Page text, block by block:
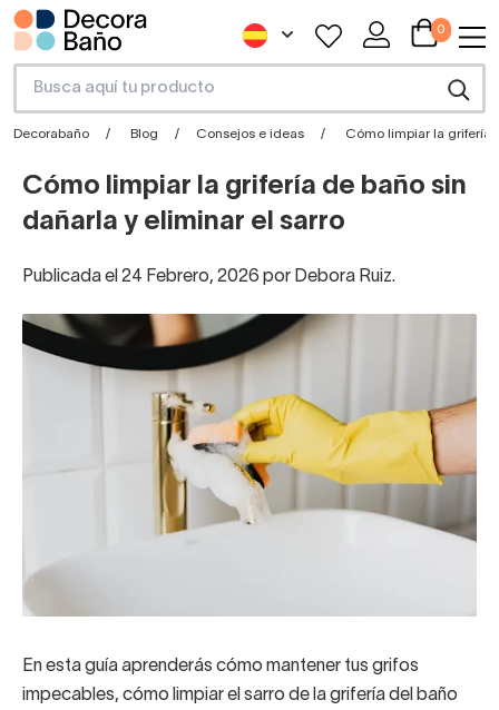
0
Decorabaño Blog Consejos e ideas Cómo limpiar la grifería
Cómo limpiar la grifería de baño sin
dañarla y eliminar el sarro
Publicada el 24 Febrero, 2026 por Debora Ruiz.
En esta guía aprenderás cómo mantener tus grifos
impecables, cómo limpiar el sarro de la grifería del baño